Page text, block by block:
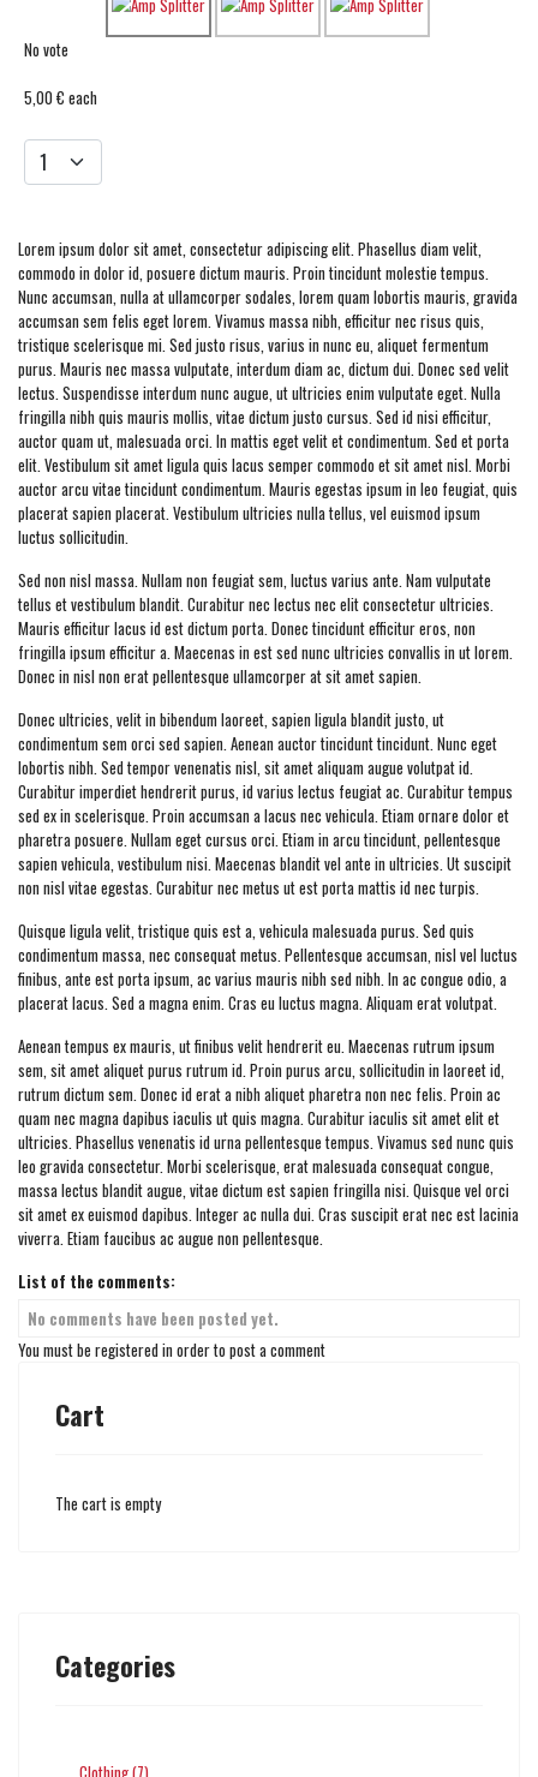
No vote
5,00 € each
Lorem ipsum dolor sit amet, consectetur adipiscing elit. Phasellus diam velit,
commodo in dolor id, posuere dictum mauris. Proin tincidunt molestie tempus.
Nunc accumsan, nulla at ullamcorper sodales, lorem quam lobortis mauris, gravida
accumsan sem felis eget lorem. Vivamus massa nibh, efficitur nec risus quis,
tristique scelerisque mi. Sed justo risus, varius in nunc eu, aliquet fermentum
purus. Mauris nec massa vulputate, interdum diam ac, dictum dui. Donec sed velit
lectus. Suspendisse interdum nunc augue, ut ultricies enim vulputate eget. Nulla
fringilla nibh quis mauris mollis, vitae dictum justo cursus. Sed id nisi efficitur,
auctor quam ut, malesuada orci. In mattis eget velit et condimentum. Sed et porta
elit. Vestibulum sit amet ligula quis lacus semper commodo et sit amet nisl. Morbi
auctor arcu vitae tincidunt condimentum. Mauris egestas ipsum in leo feugiat, quis
placerat sapien placerat. Vestibulum ultricies nulla tellus, vel euismod ipsum
luctus sollicitudin.
Sed non nisl massa. Nullam non feugiat sem, luctus varius ante. Nam vulputate
tellus et vestibulum blandit. Curabitur nec lectus nec elit consectetur ultricies.
Mauris efficitur lacus id est dictum porta. Donec tincidunt efficitur eros, non
fringilla ipsum efficitur a. Maecenas in est sed nunc ultricies convallis in ut lorem.
Donec in nisl non erat pellentesque ullamcorper at sit amet sapien.
Donec ultricies, velit in bibendum laoreet, sapien ligula blandit justo, ut
condimentum sem orci sed sapien. Aenean auctor tincidunt tincidunt. Nunc eget
lobortis nibh. Sed tempor venenatis nisl, sit amet aliquam augue volutpat id.
Curabitur imperdiet hendrerit purus, id varius lectus feugiat ac. Curabitur tempus
sed ex in scelerisque. Proin accumsan a lacus nec vehicula. Etiam ornare dolor et
pharetra posuere. Nullam eget cursus orci. Etiam in arcu tincidunt, pellentesque
sapien vehicula, vestibulum nisi. Maecenas blandit vel ante in ultricies. Ut suscipit
non nisl vitae egestas. Curabitur nec metus ut est porta mattis id nec turpis.
Quisque ligula velit, tristique quis est a, vehicula malesuada purus. Sed quis
condimentum massa, nec consequat metus. Pellentesque accumsan, nisl vel luctus
finibus, ante est porta ipsum, ac varius mauris nibh sed nibh. In ac congue odio, a
placerat lacus. Sed a magna enim. Cras eu luctus magna. Aliquam erat volutpat.
Aenean tempus ex mauris, ut finibus velit hendrerit eu. Maecenas rutrum ipsum
sem, sit amet aliquet purus rutrum id. Proin purus arcu, sollicitudin in laoreet id,
rutrum dictum sem. Donec id erat a nibh aliquet pharetra non nec felis. Proin ac
quam nec magna dapibus iaculis ut quis magna. Curabitur iaculis sit amet elit et
ultricies. Phasellus venenatis id urna pellentesque tempus. Vivamus sed nunc quis
leo gravida consectetur. Morbi scelerisque, erat malesuada consequat congue,
massa lectus blandit augue, vitae dictum est sapien fringilla nisi. Quisque vel orci
sit amet ex euismod dapibus. Integer ac nulla dui. Cras suscipit erat nec est lacinia
viverra. Etiam faucibus ac augue non pellentesque.
List of the comments:
No comments have been posted yet.
You must be registered in order to post a comment
Cart
The cart is empty
Categories
Clothing (7)